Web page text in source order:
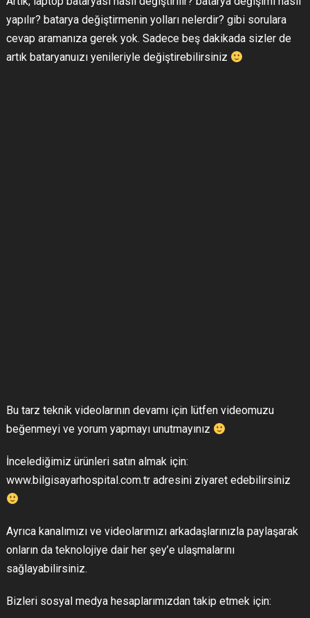
yapılır? batarya değiştirmenin yolları nelerdir? gibi sorulara
cevap aramanıza gerek yok. Sadece beş dakikada sizler de
artık bataryanuızı yenileriyle değiştirebilirsiniz
Bu tarz teknik videolarının devamı için lütfen videomuzu
beğenmeyi ve yorum yapmayı unutmayınız
İncelediğimiz ürünleri satın almak için:
www.bilgisayarhospital.com.tr adresini ziyaret edebilirsiniz
Ayrıca kanalımızı ve videolarımızı arkadaşlarınızla paylaşarak
onların da teknolojiye dair her şey’e ulaşmalarını
sağlayabilirsiniz.
Bizleri sosyal medya hesaplarımızdan takip etmek için: